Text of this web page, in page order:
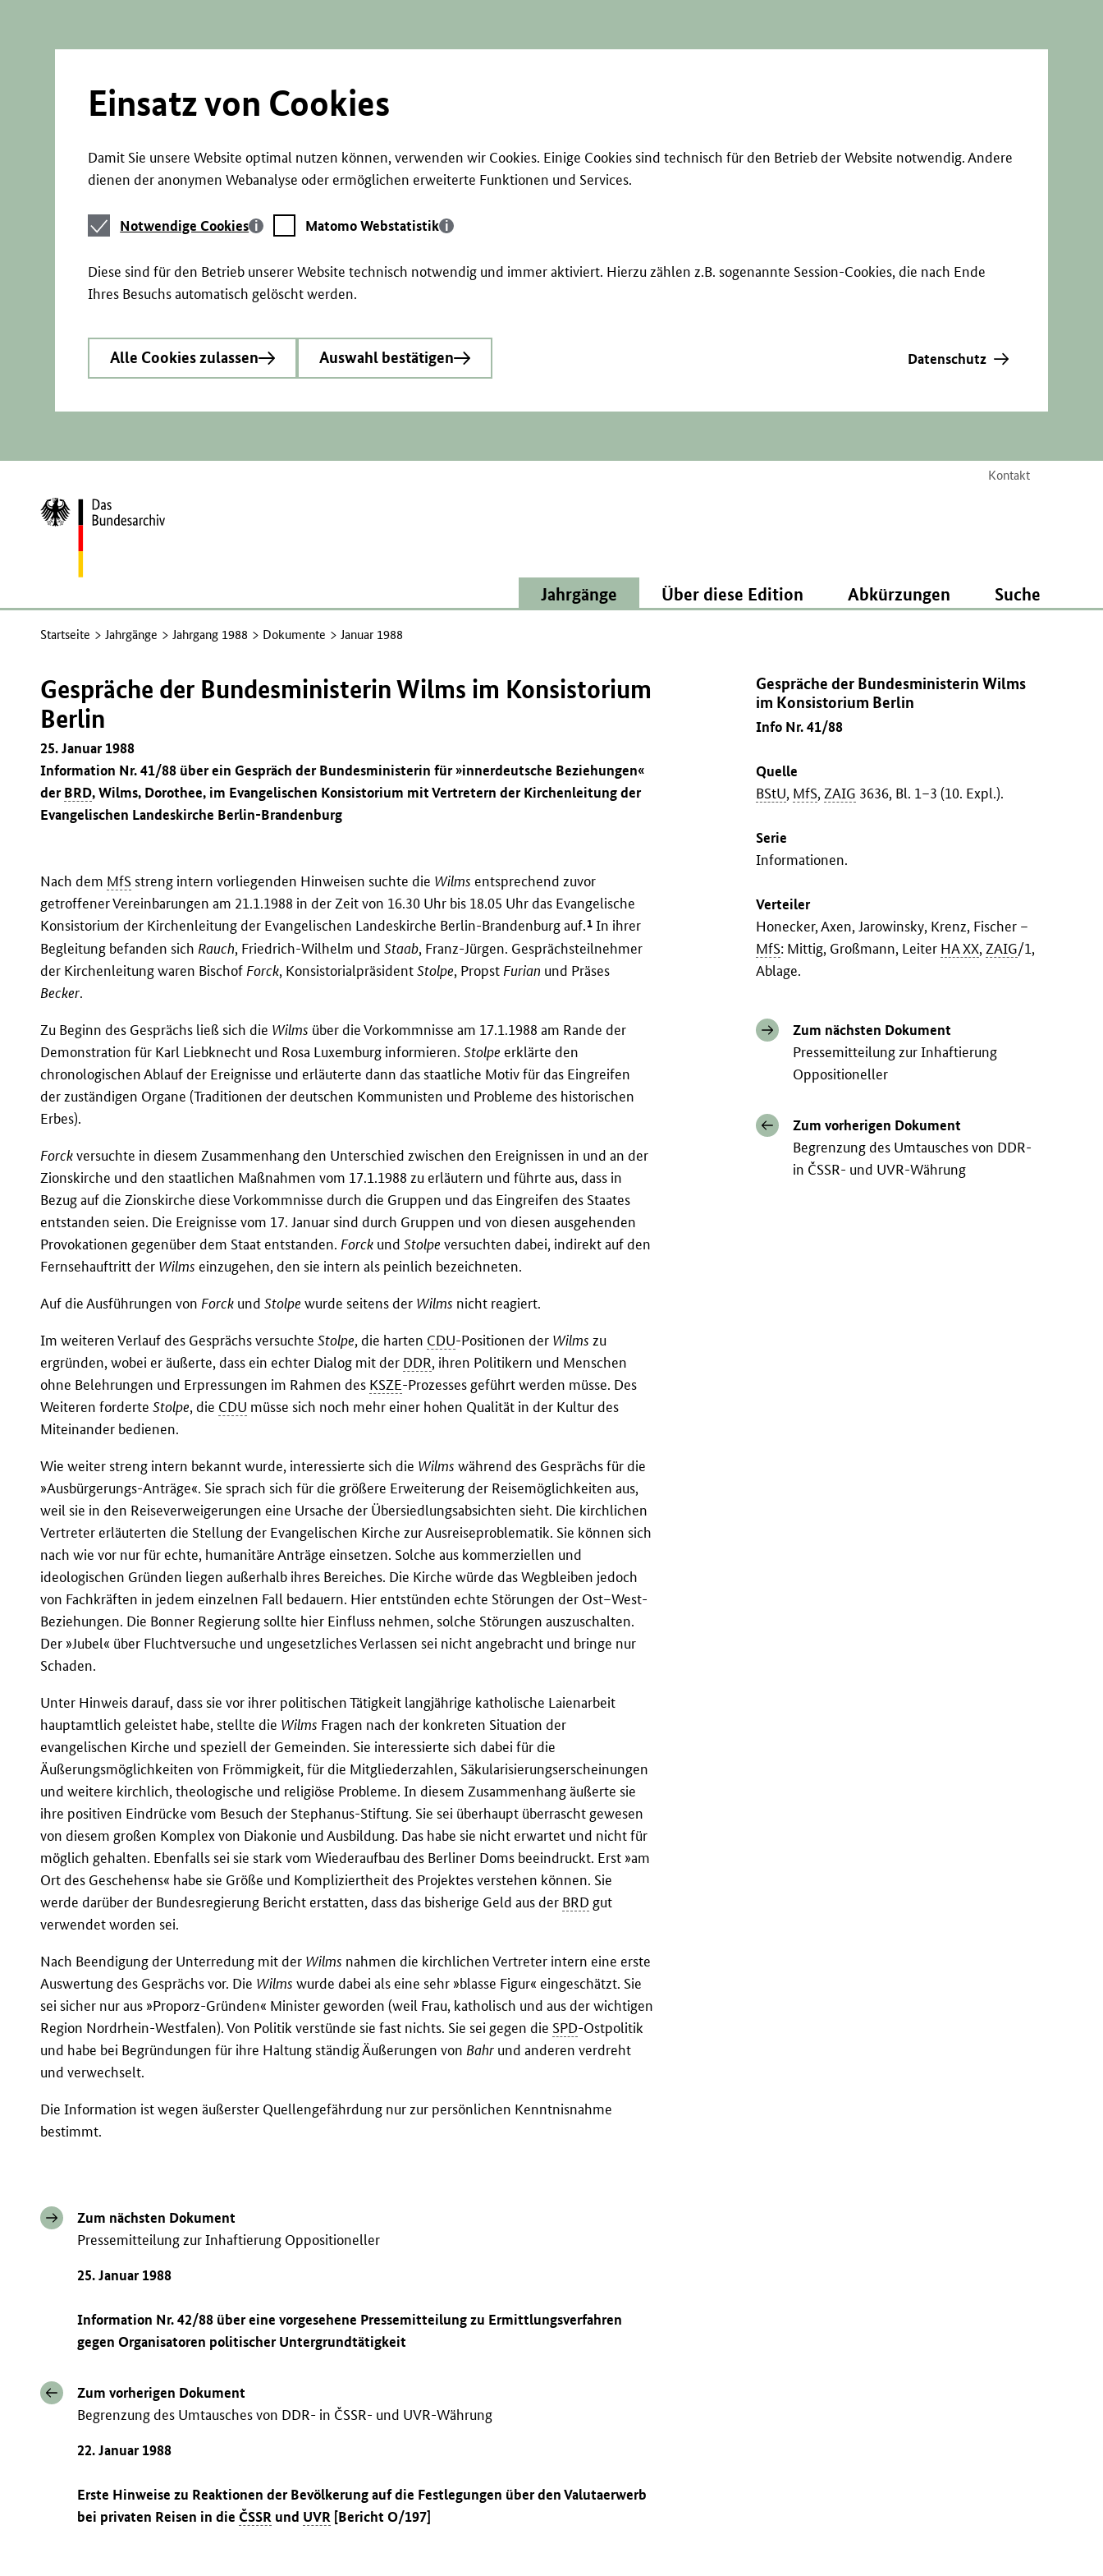
Einsatz von Cookies
Damit Sie unsere Website optimal nutzen können, verwenden wir Cookies. Einige Cookies sind technisch für den Betrieb der Website notwendig. Andere
dienen der anonymen Webanalyse oder ermöglichen erweiterte Funktionen und Services.
Notwendige
Cookies
Notwendige Cookies
Matomo
Webstatistik
Matomo Webstatistik
Diese sind für den Betrieb unserer Website technisch notwendig und immer aktiviert. Hierzu zählen z.B. sogenannte Session-Cookies, die nach Ende
Ihres Besuchs automatisch gelöscht werden.
Alle Cookies zulassen Auswahl bestätigen Datenschutz
Kontakt
Zur
Startseite
Jahrgänge Über diese Edition Abkürzungen Suche
Startseite Jahrgänge Jahrgang 1988 Dokumente Januar 1988
Gespräche der Bundesministerin Wilms
im Konsistorium Berlin
Info Nr. 41/88
Quelle
BStU, MfS,ZAIG 3636, Bl. 1–3 (10. Expl.).
Serie
Informationen.
Verteiler
Honecker, Axen, Jarowinsky, Krenz, Fischer –
MfS: Mittig, Großmann, Leiter HA XX,ZAIG/1,
Ablage.
Zum nächsten Dokument
Pressemitteilung zur Inhaftierung
Oppositioneller
Zum vorherigen Dokument
Begrenzung des Umtausches von DDR-
in ČSSR- und UVR-Währung
Gespräche der Bundesministerin Wilms im Konsistorium
Berlin
25. Januar 1988
Information Nr. 41/88 über ein Gespräch der Bundesministerin für »innerdeutsche Beziehungen«
derBRD, Wilms, Dorothee, im Evangelischen Konsistorium mit Vertretern der Kirchenleitung der
Evangelischen Landeskirche Berlin-Brandenburg
Nach dem MfSstreng intern vorliegenden Hinweisen suchte die Wilms entsprechend zuvor
getroffener Vereinbarungen am 21.1.1988 in der Zeit von 16.30 Uhr bis 18.05 Uhr das Evangelische
Konsistorium der Kirchenleitung der Evangelischen Landeskirche Berlin-Brandenburg auf.1 In ihrer
Begleitung befanden sich Rauch, Friedrich-Wilhelm undStaab, Franz-Jürgen. Gesprächsteilnehmer
der Kirchenleitung waren Bischof Forck, KonsistorialpräsidentStolpe, Propst Furian und Präses
Becker.
Zu Beginn des Gesprächs ließ sich die Wilms über die Vorkommnisse am 17.1.1988 am Rande der
Demonstration für Karl Liebknecht und Rosa Luxemburg informieren.Stolpe erklärte den
chronologischen Ablauf der Ereignisse und erläuterte dann das staatliche Motiv für das Eingreifen
der zuständigen Organe (Traditionen der deutschen Kommunisten und Probleme des historischen
Erbes).
Forckversuchte in diesem Zusammenhang den Unterschied zwischen den Ereignissen in und an der
Zionskirche und den staatlichen Maßnahmen vom 17.1.1988 zu erläutern und führte aus, dass in
Bezug auf die Zionskirche diese Vorkommnisse durch die Gruppen und das Eingreifen des Staates
entstanden seien. Die Ereignisse vom 17. Januar sind durch Gruppen und von diesen ausgehenden
Provokationen gegenüber dem Staat entstanden. Forck undStolpe versuchten dabei, indirekt auf den
Fernsehauftritt der Wilms einzugehen, den sie intern als peinlich bezeichneten.
Auf die Ausführungen von Forck undStolpe wurde seitens der Wilms nicht reagiert.
Im weiteren Verlauf des Gesprächs versuchteStolpe, die harten CDU-Positionen der Wilms zu
ergründen, wobei er äußerte, dass ein echter Dialog mit der DDR, ihren Politikern und Menschen
ohne Belehrungen und Erpressungen im Rahmen des KSZE-Prozesses geführt werden müsse. Des
Weiteren forderteStolpe, die CDU müsse sich noch mehr einer hohen Qualität in der Kultur des
Miteinander bedienen.
Wie weiter streng intern bekannt wurde, interessierte sich die Wilms während des Gesprächs für die
»Ausbürgerungs-Anträge«. Sie sprach sich für die größere Erweiterung der Reisemöglichkeiten aus,
weil sie in den Reiseverweigerungen eine Ursache der Übersiedlungsabsichten sieht. Die kirchlichen
Vertreter erläuterten die Stellung der Evangelischen Kirche zur Ausreiseproblematik. Sie können sich
nach wie vor nur für echte, humanitäre Anträge einsetzen. Solche aus kommerziellen und
ideologischen Gründen liegen außerhalb ihres Bereiches. Die Kirche würde das Wegbleiben jedoch
von Fachkräften in jedem einzelnen Fall bedauern. Hier entstünden echte Störungen der Ost–West-
Beziehungen. Die Bonner Regierung sollte hier Einfluss nehmen, solche Störungen auszuschalten.
Der »Jubel« über Fluchtversuche und ungesetzliches Verlassen sei nicht angebracht und bringe nur
Schaden.
Unter Hinweis darauf, dass sie vor ihrer politischen Tätigkeit langjährige katholische Laienarbeit
hauptamtlich geleistet habe, stellte die Wilms Fragen nach der konkreten Situation der
evangelischen Kirche und speziell der Gemeinden. Sie interessierte sich dabei für die
Äußerungsmöglichkeiten von Frömmigkeit, für die Mitgliederzahlen, Säkularisierungserscheinungen
und weitere kirchlich, theologische und religiöse Probleme. In diesem Zusammenhang äußerte sie
ihre positiven Eindrücke vom Besuch der Stephanus-Stiftung. Sie sei überhaupt überrascht gewesen
von diesem großen Komplex von Diakonie und Ausbildung. Das habe sie nicht erwartet und nicht für
möglich gehalten. Ebenfalls sei sie stark vom Wiederaufbau des Berliner Doms beeindruckt. Erst »am
Ort des Geschehens« habe sie Größe und Kompliziertheit des Projektes verstehen können. Sie
werde darüber der Bundesregierung Bericht erstatten, dass das bisherige Geld aus der BRD gut
verwendet worden sei.
Nach Beendigung der Unterredung mit der Wilms nahmen die kirchlichen Vertreter intern eine erste
Auswertung des Gesprächs vor. Die Wilms wurde dabei als eine sehr »blasse Figur« eingeschätzt. Sie
sei sicher nur aus »Proporz-Gründen« Minister geworden (weil Frau, katholisch und aus der wichtigen
Region Nordrhein-Westfalen). Von Politik verstünde sie fast nichts. Sie sei gegen die SPD-Ostpolitik
und habe bei Begründungen für ihre Haltung ständig Äußerungen von Bahr und anderen verdreht
und verwechselt.
Die Information ist wegen äußerster Quellengefährdung nur zur persönlichen Kenntnisnahme
bestimmt.
Zum nächsten Dokument
Pressemitteilung zur Inhaftierung Oppositioneller
25. Januar 1988
Information Nr. 42/88 über eine vorgesehene Pressemitteilung zu Ermittlungsverfahren
gegen Organisatoren politischer Untergrundtätigkeit
Zum vorherigen Dokument
Begrenzung des Umtausches von DDR- in ČSSR- und UVR-Währung
22. Januar 1988
Erste Hinweise zu Reaktionen der Bevölkerung auf die Festlegungen über den Valutaerwerb
bei privaten Reisen in die ČSSR und UVR [Bericht O/197]